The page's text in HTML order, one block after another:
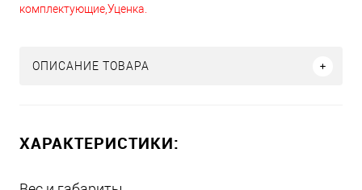
комплектующие,Уценка.
ОПИСАНИЕ ТОВАРА
ХАРАКТЕРИСТИКИ: